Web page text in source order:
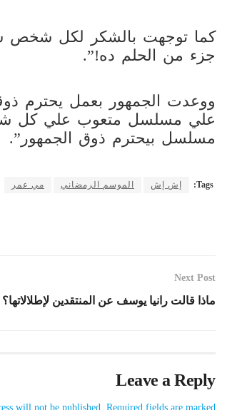
كما توجهت بالشكر لكل شخص
جزء من الحلم ده!”.
ووعدت الجمهور بعمل يحترم
علي مسلسل متعوب علي كل
مسلسل بيحترم ذوق الجمهور”.
Tags: إش إش الموسم الرمضاني مي عمر
Next Post
ماذا قالت رانيا يوسف عن المنتقدين لإطلالاتها؟
Leave a Reply
will not be published. Required fields are marked